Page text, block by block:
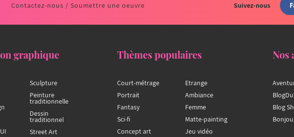
Contactez-nous / Soumettre une oeuvre Suivez-nous
graphique
Sculpture
Peinture
traditionnelle
Dessin
traditionnel
Street Art
Thèmes populaires
Court-métrage
Portrait
Fantasy
Sci-fi
Concept art
Etrange
Ambiance
Femme
Matte-painting
Jeu vidéo
Nos
Blog